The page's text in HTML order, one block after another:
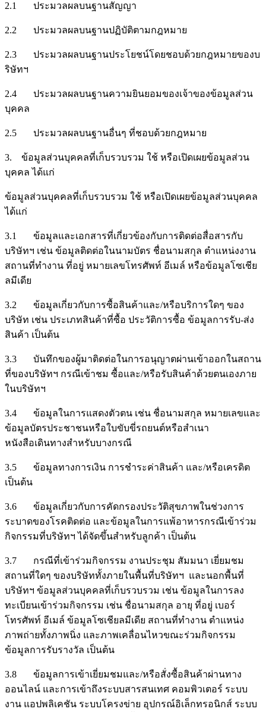
2.1 ประมวลผลบนฐานสัญญา
2.2 ประมวลผลบนฐานปฏิบัติตามกฎหมาย
2.3 ประมวลผลบนฐานประโยชน์โดยชอบด้วยกฎหมายของบ
ริษัทฯ
2.4 ประมวลผลบนฐานความยินยอมของเจ้าของข้อมูลส่วน
บุคคล
2.5 ประมวลผลบนฐานอื่นๆ ที่ชอบด้วยกฎหมาย
3. ข้อมูลส่วนบุคคลที่เก็บรวบรวม ใช้ หรือเปิดเผยข้อมูลส่วน
บุคคล ได้แก่
ข้อมูลส่วนบุคคลที่เก็บรวบรวม ใช้ หรือเปิดเผยข้อมูลส่วนบุคคล
ได้แก่
3.1 ข้อมูลและเอกสารที่เกี่ยวข้องกับการติดต่อสื่อสารกับ
บริษัทฯ เช่น ข้อมูลติดต่อในนามบัตร ชื่อนามสกุล ตำแหน่งงาน
สถานที่ทำงาน ที่อยู่ หมายเลขโทรศัพท์ อีเมล์ หรือข้อมูลโซเชีย
ลมีเดีย
3.2 ข้อมูลเกี่ยวกับการซื้อสินค้าและ/หรือบริการใดๆ ของ
บริษัท เช่น ประเภทสินค้าที่ซื้อ ประวัติการซื้อ ข้อมูลการรับ-ส่ง
สินค้า เป็นต้น
3.3 บันทึกของผู้มาติดต่อในการอนุญาตผ่านเข้าออกในสถาน
ที่ของบริษัทฯ กรณีเข้าชม ซื้อและ/หรือรับสินค้าด้วยตนเองภาย
ในบริษัทฯ
3.4 ข้อมูลในการแสดงตัวตน เช่น ชื่อนามสกุล หมายเลขและ
ข้อมูลบัตรประชาชนหรือใบขับขี่รถยนต์หรือสำเนา
หนังสือเดินทางสำหรับบางกรณี
3.5 ข้อมูลทางการเงิน การชำระค่าสินค้า และ/หรือเครดิต
เป็นต้น
3.6 ข้อมูลเกี่ยวกับการคัดกรองประวัติสุขภาพในช่วงการ
ระบาดของโรคติดต่อ และข้อมูลในการแพ้อาหารกรณีเข้าร่วม
กิจกรรมที่บริษัทฯ ได้จัดขึ้นสำหรับลูกค้า เป็นต้น
3.7 กรณีที่เข้าร่วมกิจกรรม งานประชุม สัมมนา เยี่ยมชม
สถานที่ใดๆ ของบริษัททั้งภายในพื้นที่บริษัทฯ และนอกพื้นที่
บริษัทฯ ข้อมูลส่วนบุคคลที่เก็บรวบรวม เช่น ข้อมูลในการลง
ทะเบียนเข้าร่วมกิจกรรม เช่น ชื่อนามสกุล อายุ ที่อยู่ เบอร์
โทรศัพท์ อีเมล์ ข้อมูลโซเชียลมีเดีย สถานที่ทำงาน ตำแหน่ง
ภาพถ่ายทั้งภาพนิ่ง และภาพเคลื่อนไหวขณะร่วมกิจกรรม
ข้อมูลการรับรางวัล เป็นต้น
3.8 ข้อมูลการเข้าเยี่ยมชมและ/หรือสั่งซื้อสินค้าผ่านทาง
ออนไลน์ และการเข้าถึงระบบสารสนเทศ คอมพิวเตอร์ ระบบ
งาน แอปพลิเคชัน ระบบโครงข่าย อุปกรณ์อิเล็กทรอนิกส์ ระบบ